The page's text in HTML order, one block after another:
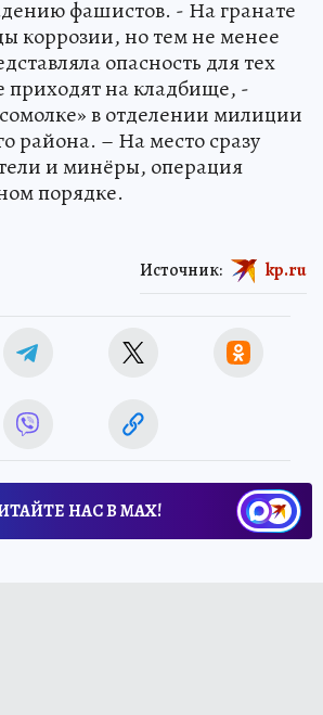
фашистов. - На гранате
коррозии, но тем не менее
опасность для тех
приходят на кладбище, -
в отделении милиции
района. – На место сразу
и минёры, операция
порядке.
Источник: kp.ru
НАС В МАХ!